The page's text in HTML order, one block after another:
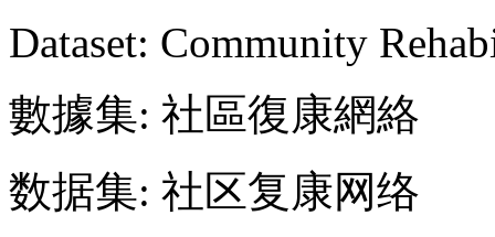
Dataset: Community
數據集: 社區復康網絡
数据集: 社区复康网络